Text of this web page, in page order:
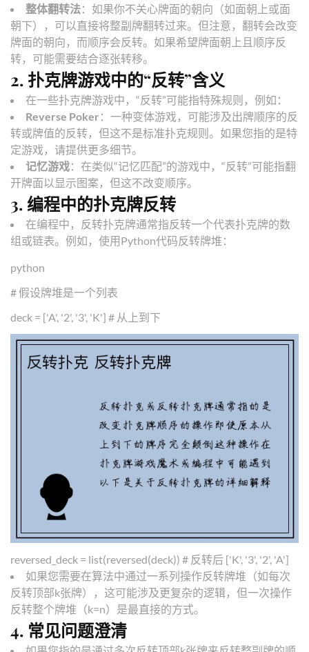
整体翻转法：如果你不关心牌面的朝向（如面朝上或面
朝下），可以直接将整副牌翻转过来。但注意，翻转会改变
牌面的朝向，而顺序会反转。如果希望牌面朝上且顺序反
转，可能需要结合逐张转移。
2. 扑克牌游戏中的“反转”含义
在一些扑克牌游戏中，“反转”可能指特殊规则，例如：
Reverse Poker ：一种变体游戏，可能涉及出牌顺序的反
转或牌值的反转，但这不是标准扑克规则。如果您指的是特
定游戏，请提供更多细节。
记忆游戏：在类似“记忆匹配”的游戏中，“反转”可能指翻
开牌面以显示图案，但这不改变顺序。
3.编程中的扑克牌反转
在编程中，反转扑克牌通常指反转一个代表扑克牌的数
组或链表。例如，使用Python代码反转牌堆：
python
# 假设牌堆是一个列表
deck = ['A', '2', '3', 'K'] # 从上到下
reversed_deck = list(reversed(deck)) # 反转后 ['K', '3', '2', 'A']
如果您需要在算法中通过一系列操作反转牌堆（如每次
反转顶部k张牌），这可能涉及更复杂的逻辑，但一次操作
反转整个牌堆（k=n）是最直接的方式。
4. 常见问题澄清